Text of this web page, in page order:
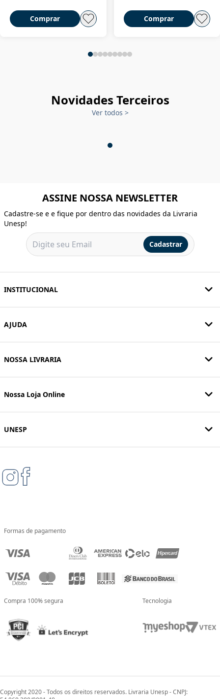
Comprar Comprar
Novidades Terceiros
Ver todos >
ASSINE NOSSA NEWSLETTER
Cadastre-se e e fique por dentro das novidades da Livraria
Unesp!
Cadastrar
INSTITUCIONAL
AJUDA
NOSSA LIVRARIA
Nossa Loja Online
UNESP
Formas de pagamento
Compra 100% segura Tecnologia
Copyright 2020 - Todos os direitos reservados. Livraria Unesp - CNPJ: